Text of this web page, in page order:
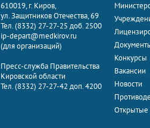
610019, г. Киров,
ул. Защитников Отечества, 69
Тел. (8332) 27-27-25 доб. 2500
ip-depart@medkirov.ru
(для организаций)
Пресс-служба Правительства
Кировской области
Тел. (8332) 27-27-42 доп. 4200
Конкурсы
Вакансии
Новости